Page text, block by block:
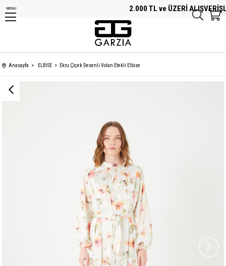
2.000 TL ve ÜZERİ
MENU
Anasayfa ELBİSE Ekru Çiçek Desenli Volan Etekli Elbise